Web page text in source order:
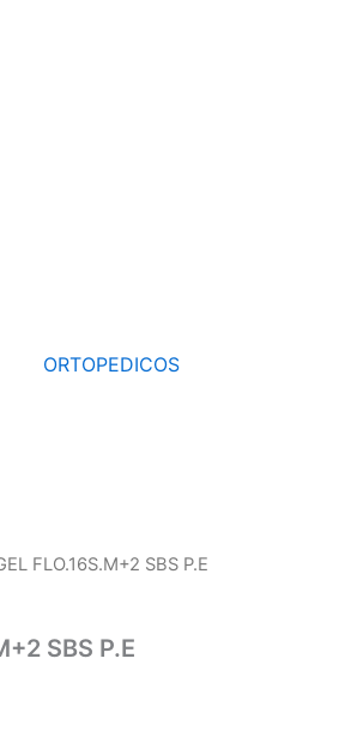
ORTOPEDICOS
FLO.16S.M+2 SBS P.E
SBS P.E